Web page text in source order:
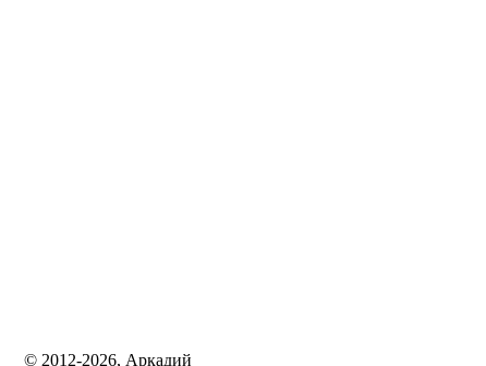
© 2012-2026, Аркадий